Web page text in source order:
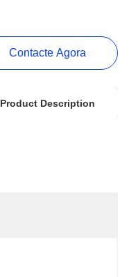
Contacte Agora
Product Description